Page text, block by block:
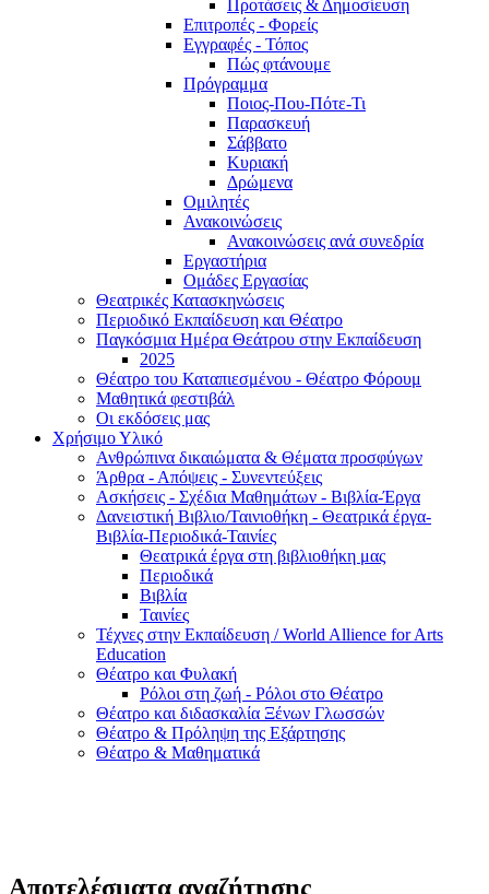
Προτάσεις & Δημοσίευση
Επιτροπές - Φορείς
Εγγραφές - Τόπος
Πώς φτάνουμε
Πρόγραμμα
Ποιος-Που-Πότε-Τι
Παρασκευή
Σάββατο
Κυριακή
Δρώμενα
Ομιλητές
Ανακοινώσεις
Ανακοινώσεις ανά συνεδρία
Εργαστήρια
Ομάδες Εργασίας
Θεατρικές Κατασκηνώσεις
Περιοδικό Εκπαίδευση και Θέατρο
Παγκόσμια Ημέρα Θεάτρου στην Εκπαίδευση
2025
Θέατρο του Καταπιεσμένου - Θέατρο Φόρουμ
Μαθητικά φεστιβάλ
Οι εκδόσεις μας
Χρήσιμο Υλικό
Ανθρώπινα δικαιώματα & Θέματα προσφύγων
Άρθρα - Απόψεις - Συνεντεύξεις
Ασκήσεις - Σχέδια Μαθημάτων - Βιβλία-Έργα
Δανειστική Βιβλιο/Ταινιοθήκη - Θεατρικά έργα-
Βιβλία-Περιοδικά-Ταινίες
Θεατρικά έργα στη βιβλιοθήκη μας
Περιοδικά
Βιβλία
Ταινίες
Τέχνες στην Εκπαίδευση / World Allience for Arts
Education
Θέατρο και Φυλακή
Ρόλοι στη ζωή - Ρόλοι στο Θέατρο
Θέατρο και διδασκαλία Ξένων Γλωσσών
Θέατρο & Πρόληψη της Εξάρτησης
Θέατρο & Μαθηματικά
Αποτελέσματα αναζήτησης